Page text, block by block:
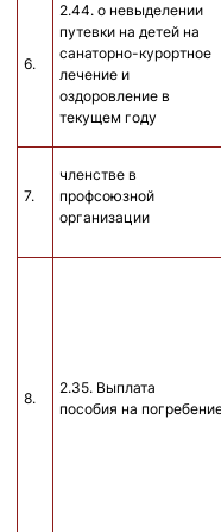
6.
2.44. о невыделении
путевки на детей на
санаторно-курортное
лечение и
оздоровление в
текущем году
7.
членстве в
профсоюзной
организации
8.
2.35. Выплата
пособия на